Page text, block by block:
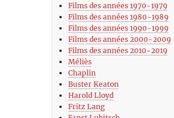
Films des années 1970-1979
Films des années 1980-1989
Films des années 1990-1999
Films des années 2000-2009
Films des années 2010-2019
Méliès
Chaplin
Buster Keaton
Harold Lloyd
Fritz Lang